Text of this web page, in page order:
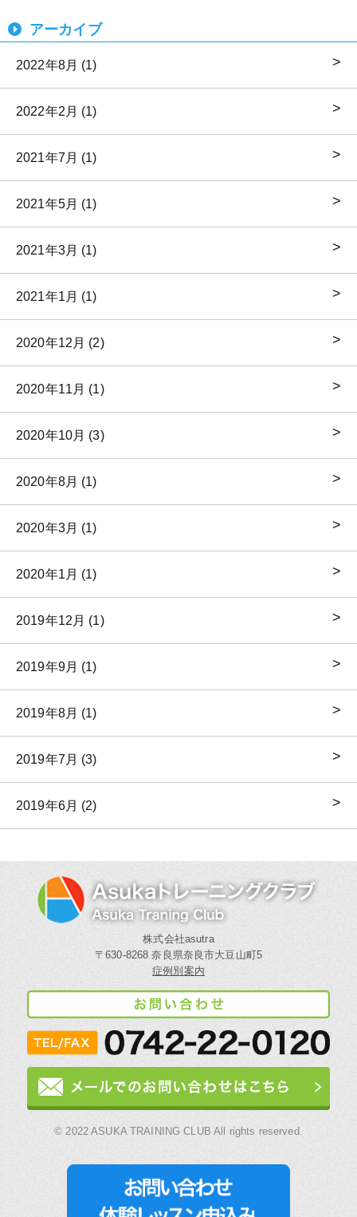
アーカイブ
2022年8月 (1)
2022年2月 (1)
2021年7月 (1)
2021年5月 (1)
2021年3月 (1)
2021年1月 (1)
2020年12月 (2)
2020年11月 (1)
2020年10月 (3)
2020年8月 (1)
2020年3月 (1)
2020年1月 (1)
2019年12月 (1)
2019年9月 (1)
2019年8月 (1)
2019年7月 (3)
2019年6月 (2)
株式会社asutra
〒630-8268 奈良県奈良市大豆山町5
症例別案内
© 2022 ASUKA TRAINING CLUB All rights reserved.